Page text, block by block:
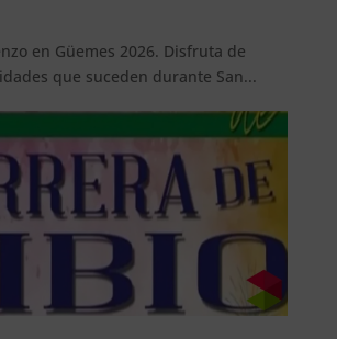
en Güemes 2026. Disfruta de
que suceden durante San...